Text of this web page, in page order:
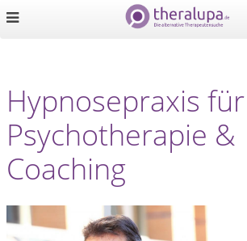
Hypnosepraxis für
Psychotherapie &
Coaching